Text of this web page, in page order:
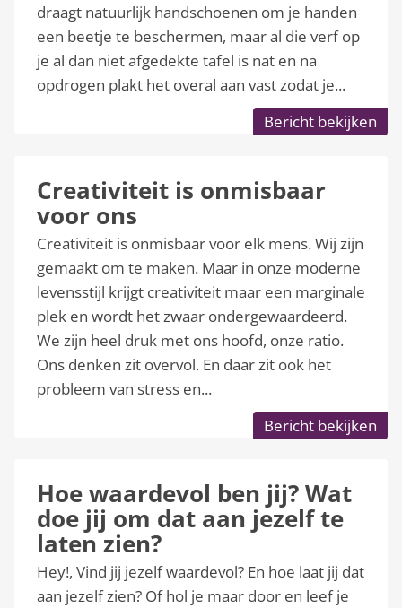
draagt natuurlijk handschoenen om je handen
een beetje te beschermen, maar al die verf op
je al dan niet afgedekte tafel is nat en na
opdrogen plakt het overal aan vast zodat je...
Bericht bekijken
Creativiteit is onmisbaar
voor ons
Creativiteit is onmisbaar voor elk mens. Wij zijn
gemaakt om te maken. Maar in onze moderne
levensstijl krijgt creativiteit maar een marginale
plek en wordt het zwaar ondergewaardeerd.
We zijn heel druk met ons hoofd, onze ratio.
Ons denken zit overvol. En daar zit ook het
probleem van stress en...
Bericht bekijken
Hoe waardevol ben jij? Wat
doe jij om dat aan jezelf te
laten zien?
Hey!, Vind jij jezelf waardevol? En hoe laat jij dat
aan jezelf zien? Of hol je maar door en leef je